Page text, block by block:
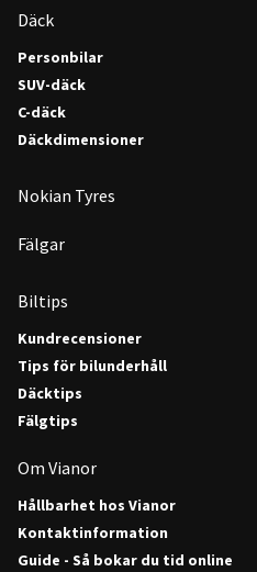
Däck
Personbilar
SUV-däck
C-däck
Däckdimensioner
Nokian Tyres
Fälgar
Biltips
Kundrecensioner
Tips för bilunderhåll
Däcktips
Fälgtips
Om Vianor
Hållbarhet hos Vianor
Kontaktinformation
Guide - Så bokar du tid online